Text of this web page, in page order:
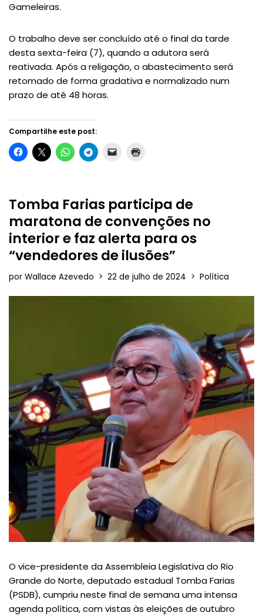
Gameleiras.
O trabalho deve ser concluído até o final da tarde
desta sexta-feira (7), quando a adutora será
reativada. Após a religação, o abastecimento será
retomado de forma gradativa e normalizado num
prazo de até 48 horas.
Compartilhe este post:
Tomba Farias participa de
maratona de convenções no
interior e faz alerta para os
“vendedores de ilusões”
por Wallace Azevedo 22 de julho de 2024 Política
O vice-presidente da Assembleia Legislativa do Rio
Grande do Norte, deputado estadual Tomba Farias
(PSDB), cumpriu neste final de semana uma intensa
agenda política, com vistas às eleições de outubro